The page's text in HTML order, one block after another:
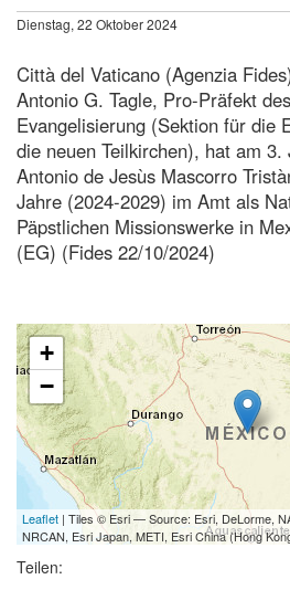
Dienstag, 22 Oktober 2024
Città del Vaticano (Agenzia
Antonio G. Tagle, Pro-Präfekt
Evangelisierung (Sektion für die
die neuen Teilkirchen), hat am
Antonio de Jesùs Mascorro
Jahre (2024-2029) im Amt als
Päpstlichen Missionswerke in
(EG) (Fides 22/10/2024)
+
−
Leaflet | Tiles © Esri — Source: Esri, DeLorme,
NRCAN, Esri Japan, METI, Esri China (Hong
Teilen: